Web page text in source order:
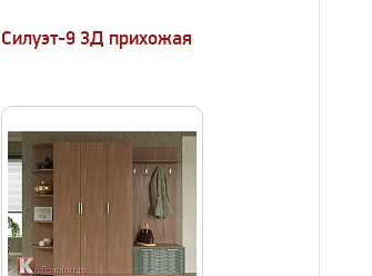
Силуэт-9 3Д прихожая